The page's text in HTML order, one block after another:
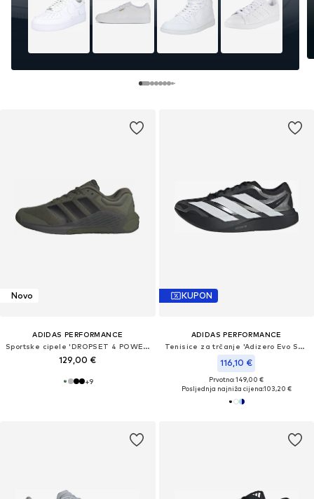
Novo
ADIDAS PERFORMANCE
Sportske cipele 'DROPSET 4 POWER'
129,00 €
+9
KUPON
ADIDAS PERFORMANCE
Tenisice za trčanje 'Adizero Evo SL Exo'
116,10 €
Prvotno: 149,00 €
Posljednja najniža cijena:103,20 €